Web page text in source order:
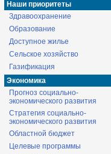
Наши приоритеты
Здравоохранение
Образование
Доступное жилье
Сельское хозяйство
Газификация
Экономика
Прогноз социально-
экономического развития
Стратегия социально-
экономического развития
Областной бюджет
Целевые программы